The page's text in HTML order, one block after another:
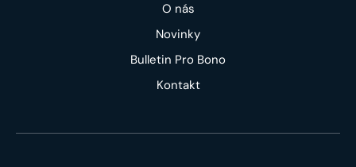
O nás
Novinky
Bulletin Pro Bono
Kontakt